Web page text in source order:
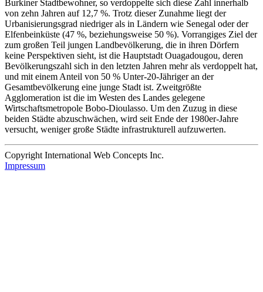
Burkiner Stadtbewohner, so verdoppelte sich diese Zahl innerhalb
von zehn Jahren auf 12,7 %. Trotz dieser Zunahme liegt der
Urbanisierungsgrad niedriger als in Ländern wie Senegal oder der
Elfenbeinküste (47 %, beziehungsweise 50 %). Vorrangiges Ziel der
zum großen Teil jungen Landbevölkerung, die in ihren Dörfern
keine Perspektiven sieht, ist die Hauptstadt Ouagadougou, deren
Bevölkerungszahl sich in den letzten Jahren mehr als verdoppelt hat,
und mit einem Anteil von 50 % Unter-20-Jähriger an der
Gesamtbevölkerung eine junge Stadt ist. Zweitgrößte
Agglomeration ist die im Westen des Landes gelegene
Wirtschaftsmetropole Bobo-Dioulasso. Um den Zuzug in diese
beiden Städte abzuschwächen, wird seit Ende der 1980er-Jahre
versucht, weniger große Städte infrastrukturell aufzuwerten.
Copyright International Web Concepts Inc.
Impressum